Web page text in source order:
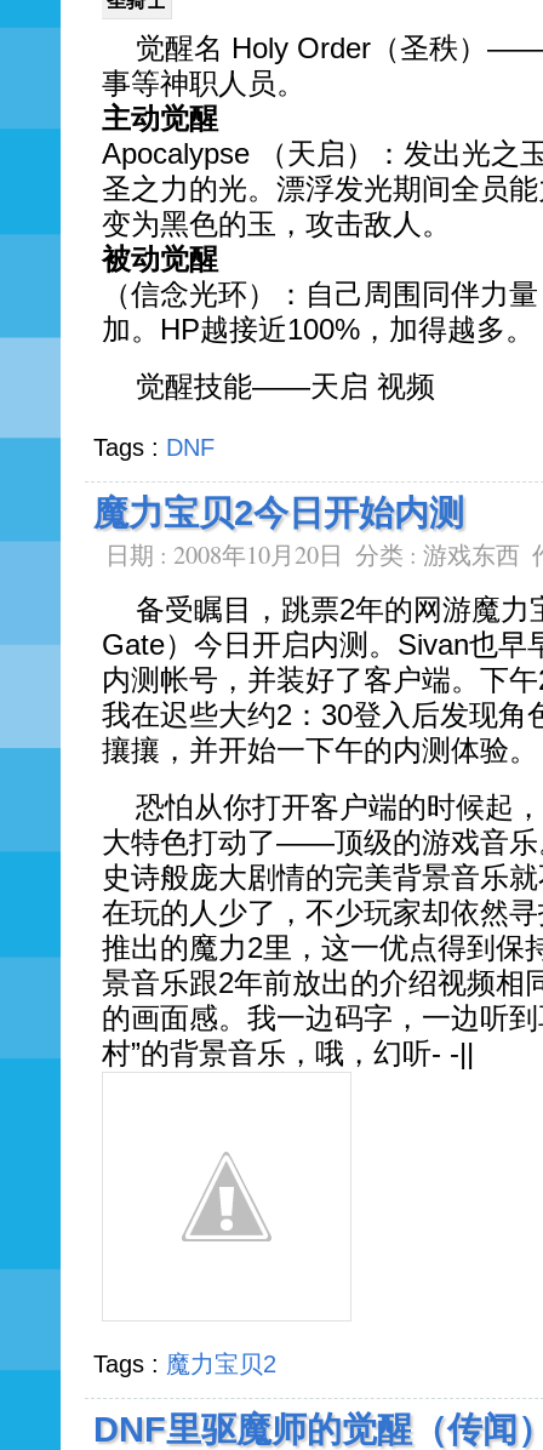
觉醒名 Holy Order（圣秩）
事等神职人员。
主动觉醒
Apocalypse （天启）：发出光之
圣之力的光。漂浮发光期间全员
变为黑色的玉，攻击敌人。
被动觉醒
（信念光环）：自己周围同伴力
加。HP越接近100%，加得越多。
觉醒技能——天启 视频
Tags : DNF
魔力宝贝2今日开始内测
日期 : 2008年10月20日 分类 : 游戏东西
备受瞩目，跳票2年的网游魔力
Gate）今日开启内测。Sivan也早
内测帐号，并装好了客户端。下
我在迟些大约2：30登入后发现角
攘攘，并开始一下午的内测体验。
恐怕从你打开客户端的时候起
大特色打动了——顶级的游戏音乐
史诗般庞大剧情的完美背景音乐
在玩的人少了，不少玩家却依然
推出的魔力2里，这一优点得到保
景音乐跟2年前放出的介绍视频相
的画面感。我一边码字，一边听
村”的背景音乐，哦，幻听- -||
Tags : 魔力宝贝2
DNF里驱魔师的觉醒（传闻